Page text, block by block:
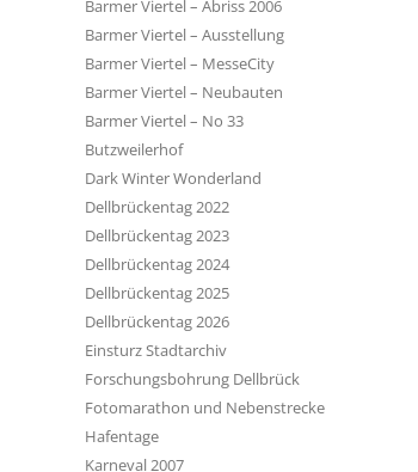
Barmer Viertel – Abriss 2006
Barmer Viertel – Ausstellung
Barmer Viertel – MesseCity
Barmer Viertel – Neubauten
Barmer Viertel – No 33
Butzweilerhof
Dark Winter Wonderland
Dellbrückentag 2022
Dellbrückentag 2023
Dellbrückentag 2024
Dellbrückentag 2025
Dellbrückentag 2026
Einsturz Stadtarchiv
Forschungsbohrung Dellbrück
Fotomarathon und Nebenstrecke
Hafentage
Karneval 2007